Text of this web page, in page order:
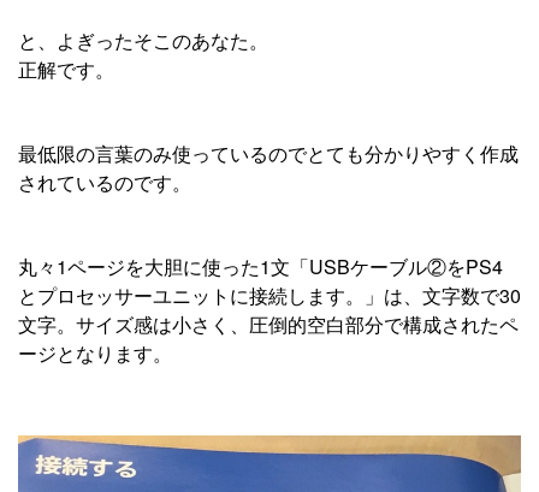
と、よぎったそこのあなた。
正解です。
最低限の言葉のみ使っているのでとても分かりやすく作成
されているのです。
丸々1ページを大胆に使った1文「USBケーブル②をPS4
とプロセッサーユニットに接続します。」は、文字数で30
文字。サイズ感は小さく、圧倒的空白部分で構成されたペ
ージとなります。